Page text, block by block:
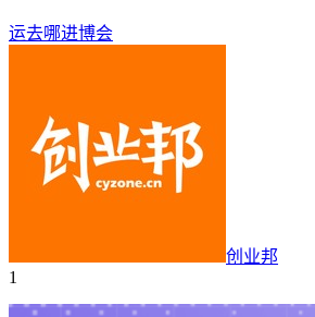
运去哪进博会
创业邦
1